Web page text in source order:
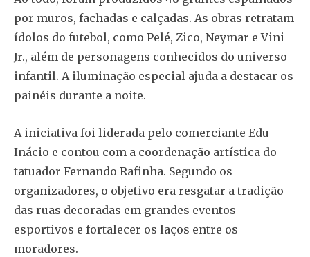
por muros, fachadas e calçadas. As obras retratam
ídolos do futebol, como Pelé, Zico, Neymar e Vini
Jr., além de personagens conhecidos do universo
infantil. A iluminação especial ajuda a destacar os
painéis durante a noite.
A iniciativa foi liderada pelo comerciante Edu
Inácio e contou com a coordenação artística do
tatuador Fernando Rafinha. Segundo os
organizadores, o objetivo era resgatar a tradição
das ruas decoradas em grandes eventos
esportivos e fortalecer os laços entre os
moradores.